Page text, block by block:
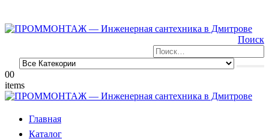
Поиск
00
items
Главная
Каталог